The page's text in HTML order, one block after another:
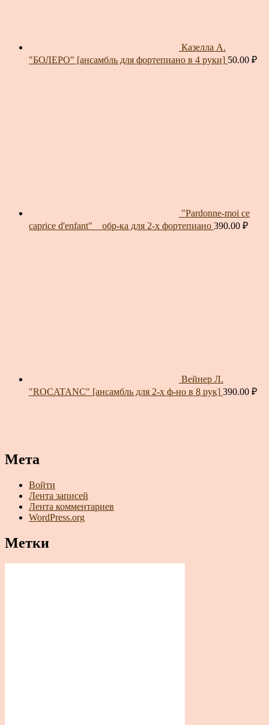
Казелла А.
"БОЛЕРО" [ансамбль для фортепиано в 4 руки] 50.00 ₽
"Pardonne-moi ce
caprice d'enfant" _ обр-ка для 2-х фортепиано 390.00 ₽
Вейнер Л.
"ROCATANC" [ансамбль для 2-х ф-но в 8 рук] 390.00 ₽
Мета
Войти
Лента записей
Лента комментариев
WordPress.org
Метки